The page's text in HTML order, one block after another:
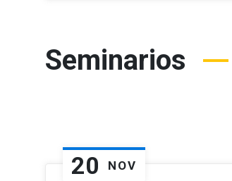
Seminarios
20 NOV